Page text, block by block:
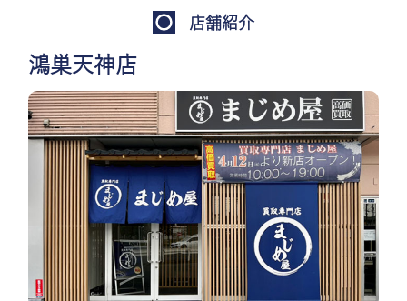
店舗紹介
鴻巣天神店